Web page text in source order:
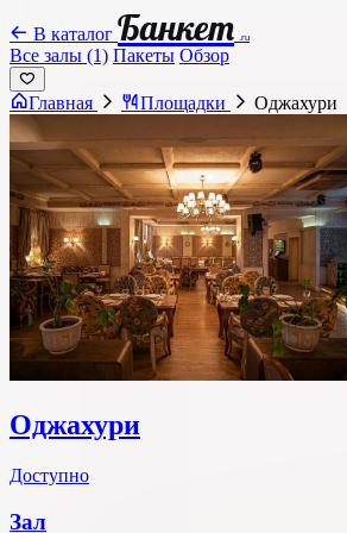
В каталог Банкет .ru
Все залы (1) Пакеты Обзор
Главная Площадки Оджахури
Оджахури
Доступно
Зал